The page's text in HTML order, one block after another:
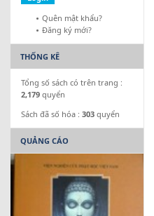
Quên mật khẩu?
Đăng ký mới?
THỐNG KÊ
Tổng số sách có trên trang :
2,179 quyển
Sách đã số hóa : 303 quyển
QUẢNG CÁO